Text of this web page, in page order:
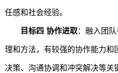
任感和社会经验。
目标四 协作进取：融入 团队
理和方法， 有较强的协作能力和
决策、沟通协调和冲突解决等关